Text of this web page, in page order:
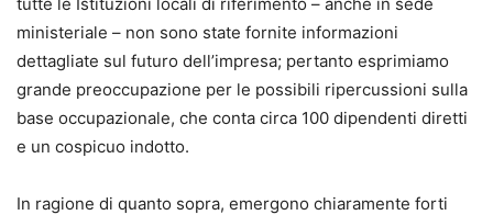
ministeriale – non sono state fornite informazioni
dettagliate sul futuro dell’impresa; pertanto esprimiamo
grande preoccupazione per le possibili ripercussioni sulla
base occupazionale, che conta circa 100 dipendenti diretti
e un cospicuo indotto.
In ragione di quanto sopra, emergono chiaramente forti